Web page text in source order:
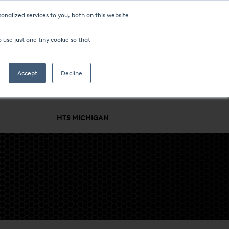
services to you, both on this website
just one tiny cookie so that
Accept Decline
HTS MICHIGAN